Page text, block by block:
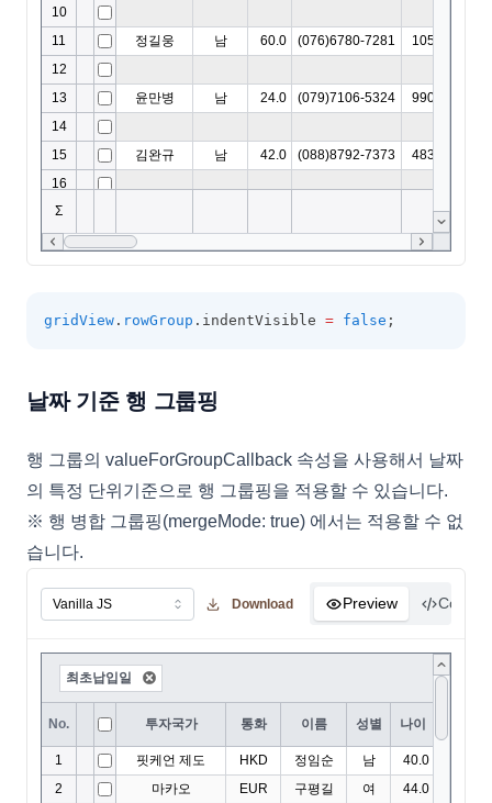
gridView . rowGroup .indentVisible = false ;
날짜 기준 행 그룹핑
행 그룹의 valueForGroupCallback 속성을 사용해서 날짜
의 특정 단위기준으로 행 그룹핑을 적용할 수 있습니다.
※ 행 병합 그룹핑(mergeMode: true) 에서는 적용할 수 없
습니다.
Download Preview Code